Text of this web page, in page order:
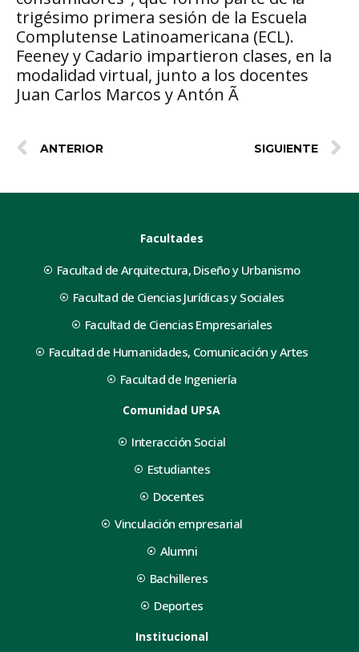
trigésimo primera sesión de la Escuela
Complutense Latinoamericana (ECL).
Feeney y Cadario impartieron clases, en la
modalidad virtual, junto a los docentes
Juan Carlos Marcos y Antón Ã
ANTERIOR SIGUIENTE
Facultades
Facultad de Arquitectura, Diseño y Urbanismo
Facultad de Ciencias Jurídicas y Sociales
Facultad de Ciencias Empresariales
Facultad de Humanidades, Comunicación y Artes
Facultad de Ingeniería
Comunidad UPSA
Interacción Social
Estudiantes
Docentes
Vinculación empresarial
Alumni
Bachilleres
Deportes
Institucional